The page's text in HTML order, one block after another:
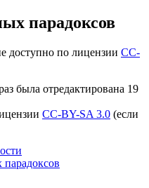
парадоксов
доступно по лицензии CC-
была отредактирована 19
CC-BY-SA 3.0 (если